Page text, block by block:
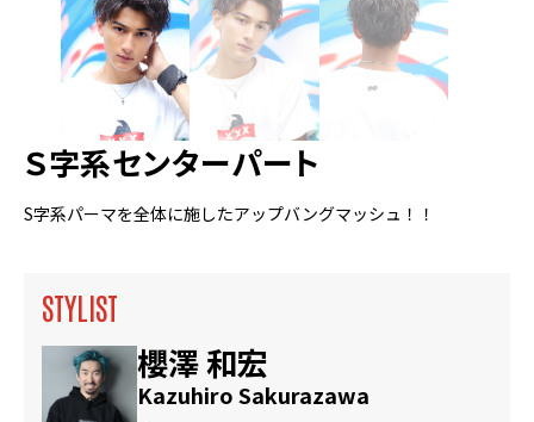
Ｓ字系センターパート
S字系パーマを全体に施したアップバングマッシュ！！
STYLIST
櫻澤 和宏
Kazuhiro Sakurazawa